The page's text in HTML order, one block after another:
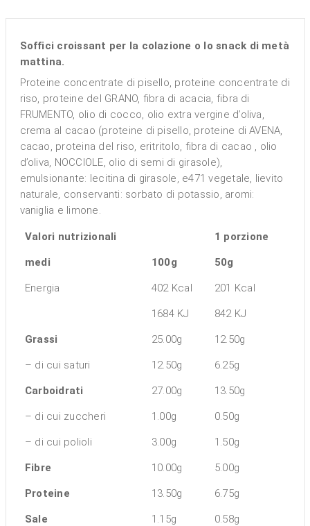
Soffici croissant per la colazione o lo snack di metà
mattina.
Proteine concentrate di pisello, proteine concentrate di
riso, proteine del GRANO, fibra di acacia, fibra di
FRUMENTO, olio di cocco, olio extra vergine d’oliva,
crema al cacao (proteine di pisello, proteine di AVENA,
cacao, proteina del riso, eritritolo, fibra di cacao , olio
d’oliva, NOCCIOLE, olio di semi di girasole),
emulsionante: lecitina di girasole, e471 vegetale, lievito
naturale, conservanti: sorbato di potassio, aromi:
vaniglia e limone.
Valori nutrizionali 1 porzione
medi 100g 50g
Energia 402 Kcal 201 Kcal
1684 KJ 842 KJ
Grassi 25.00g 12.50g
– di cui saturi 12.50g 6.25g
Carboidrati 27.00g 13.50g
– di cui zuccheri 1.00g 0.50g
– di cui polioli 3.00g 1.50g
Fibre 10.00g 5.00g
Proteine 13.50g 6.75g
Sale 1.15g 0.58g